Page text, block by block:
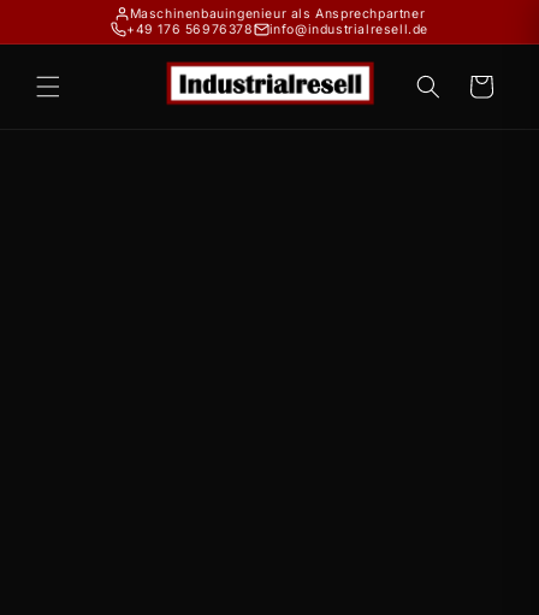
Inhalt
Maschinenbauingenieur als Ansprechpartner
+49 176 56976378
info@industrialresell.de
Warenkorb